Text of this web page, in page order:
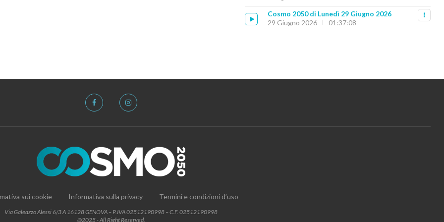
Cosmo 2050 di Lunedì 29 Giugno 2026
29 Giugno 2026
01:37:08
sui cookie Informativa sulla privacy Termini e condizioni d’uso
Via Galeazzo Alessi 6/3 A 16128 GENOVA – P.IVA 02512190998 – C.F. 02512190998
@2025 - All Right Reserved.